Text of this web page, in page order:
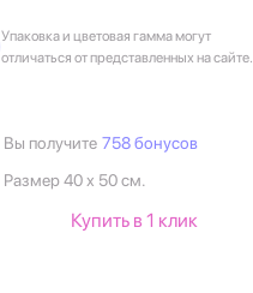
Упаковка и цветовая гамма могут
отличаться от представленных на сайте.
Вы получите 758 бонусов
Размер 40 х 50 см.
Купить в 1 клик